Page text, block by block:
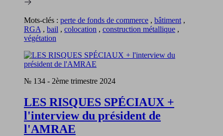
Mots-clés : perte de fonds de commerce , bâtiment ,
RGA , bail , colocation , construction métallique ,
végétation
№ 134 - 2ème trimestre 2024
LES RISQUES SPÉCIAUX +
l'interview du président de
l'AMRAE